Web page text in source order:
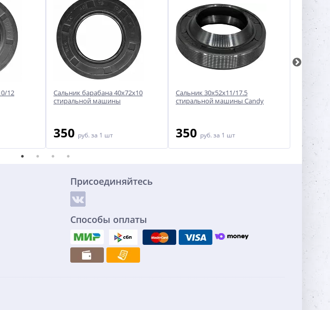
12
Сальник барабана 40x72x10
стиральной машины
350 руб. за 1 шт
Сальник 30x52x11/17.5
стиральной машины Candy
350 руб. за 1 шт 350
Присоединяйтесь
Способы оплаты